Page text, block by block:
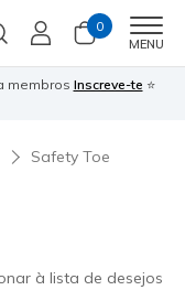
0
MENU
membros Inscreve-te ⭐
Safety Toe
à lista de desejos